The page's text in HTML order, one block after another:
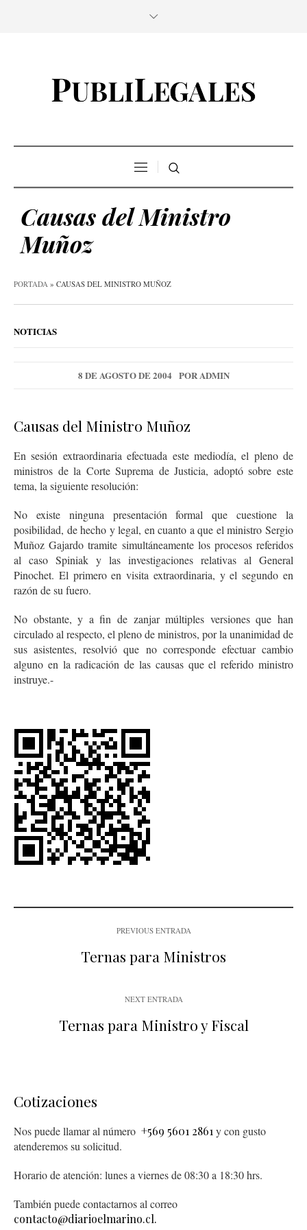
Causas del Ministro
Muñoz
PORTADA » CAUSAS DEL MINISTRO MUÑOZ
NOTICIAS
8 DE AGOSTO DE 2004 POR ADMIN
Causas del Ministro Muñoz
En sesión extraordinaria efectuada este mediodía, el pleno de
ministros de la Corte Suprema de Justicia, adoptó sobre este
tema, la siguiente resolución:
No existe ninguna presentación formal que cuestione la
posibilidad, de hecho y legal, en cuanto a que el ministro Sergio
Muñoz Gajardo tramite simultáneamente los procesos referidos
al caso Spiniak y las investigaciones relativas al General
Pinochet. El primero en visita extraordinaria, y el segundo en
razón de su fuero.
No obstante, y a fin de zanjar múltiples versiones que han
circulado al respecto, el pleno de ministros, por la unanimidad de
sus asistentes, resolvió que no corresponde efectuar cambio
alguno en la radicación de las causas que el referido ministro
instruye.-
PREVIOUS ENTRADA
Ternas para Ministros
NEXT ENTRADA
Ternas para Ministro y Fiscal
Cotizaciones
Nos puede llamar al número +569 5601 2861 y con gusto
atenderemos su solicitud.
Horario de atención: lunes a viernes de 08:30 a 18:30 hrs.
También puede contactarnos al correo
contacto@diarioelmarino.cl.